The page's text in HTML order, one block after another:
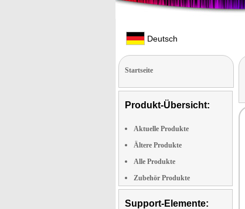
Deutsch
Startseite
Produkt-Übersicht:
Aktuelle Produkte
Ältere Produkte
Alle Produkte
Zubehör Produkte
Support-Elemente: